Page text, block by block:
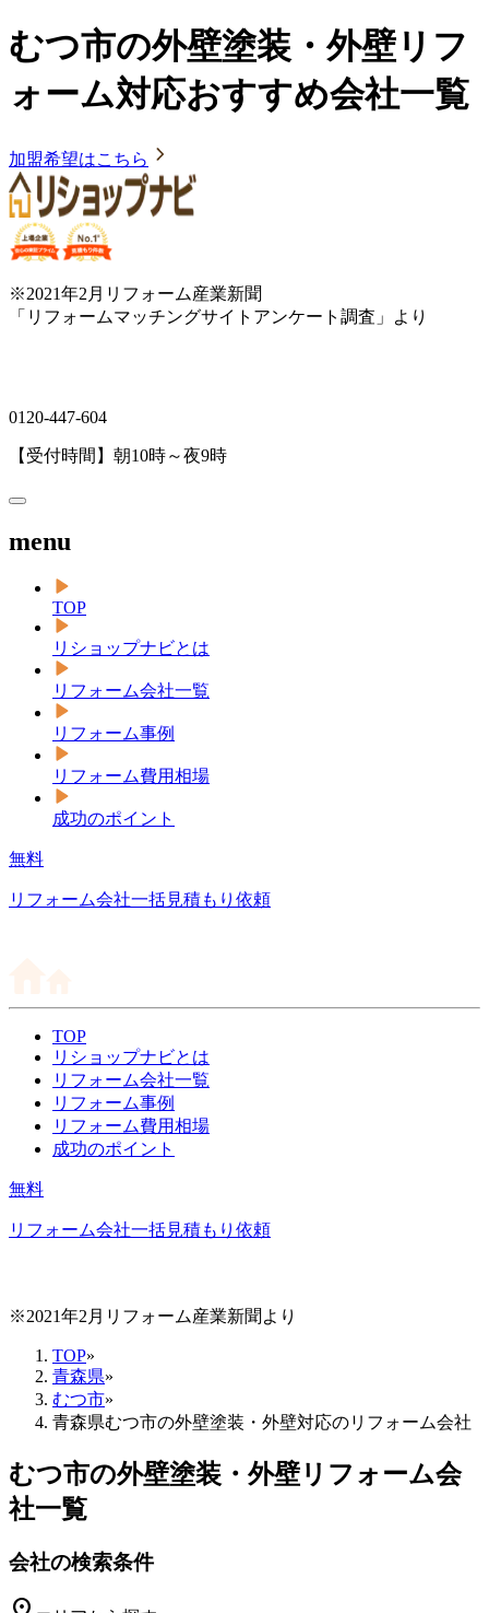
むつ市の外壁塗装・外壁リフ
ォーム対応おすすめ会社一覧
加盟希望はこちら
※2021年2月リフォーム産業新聞
「リフォームマッチングサイトアンケート調査」より
0120-447-604
【受付時間】朝10時～夜9時
menu
TOP
リショップナビとは
リフォーム会社一覧
リフォーム事例
リフォーム費用相場
成功のポイント
無料
リフォーム会社一括見積もり依頼
TOP
リショップナビとは
リフォーム会社一覧
リフォーム事例
リフォーム費用相場
成功のポイント
無料
リフォーム会社一括見積もり依頼
※2021年2月リフォーム産業新聞より
TOP»
青森県»
むつ市»
青森県むつ市の外壁塗装・外壁対応のリフォーム会社
むつ市の外壁塗装・外壁リフォーム会
社一覧
会社の検索条件